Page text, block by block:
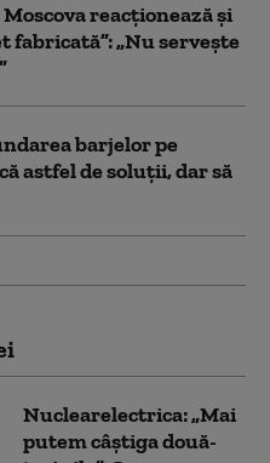
reacționează și
fabricată”: „Nu serveşte
barjelor pe
astfel de soluții, dar să
Nuclearelectrica: „Mai
putem câștiga două-